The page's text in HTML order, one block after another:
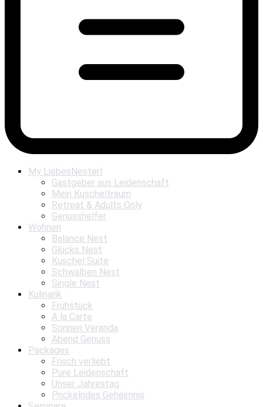
My LiebesNesterl
Gastgeber aus Leidenschaft
Mein Kuscheltraum
Retreat & Adults Only
Genusshelfer
Wohnen
Balance Nest
Glücks Nest
Kuschel Suite
Schwalben Nest
Single Nest
Kulinarik
Frühstück
A la Carte
Sonnen Veranda
Abend Genuss
Packages
Frisch verliebt
Pure Leidenschaft
Unser Jahrestag
Prickelndes Geheimnis